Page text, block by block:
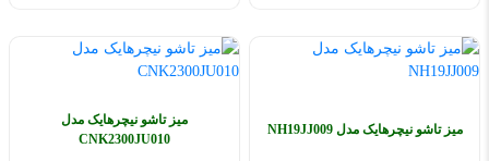
میز تاشو نیچرهایک مدل NH19JJ009
میز تاشو نیچرهایک مدل
CNK2300JU010